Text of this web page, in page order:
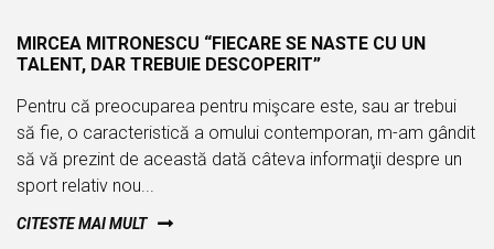
MIRCEA MITRONESCU “FIECARE SE NASTE CU UN
TALENT, DAR TREBUIE DESCOPERIT”
Pentru că preocuparea pentru mişcare este, sau ar trebui
să fie, o caracteristică a omului contemporan, m-am gândit
să vă prezint de această dată câteva informaţii despre un
sport relativ nou...
CITESTE MAI MULT